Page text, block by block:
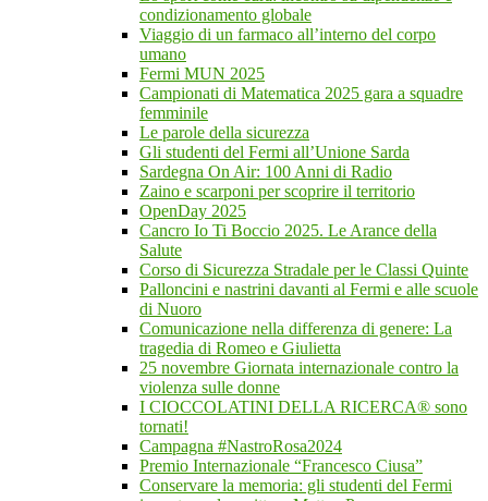
condizionamento globale
Viaggio di un farmaco all’interno del corpo
umano
Fermi MUN 2025
Campionati di Matematica 2025 gara a squadre
femminile
Le parole della sicurezza
Gli studenti del Fermi all’Unione Sarda
Sardegna On Air: 100 Anni di Radio
Zaino e scarponi per scoprire il territorio
OpenDay 2025
Cancro Io Ti Boccio 2025. Le Arance della
Salute
Corso di Sicurezza Stradale per le Classi Quinte
Palloncini e nastrini davanti al Fermi e alle scuole
di Nuoro
Comunicazione nella differenza di genere: La
tragedia di Romeo e Giulietta
25 novembre Giornata internazionale contro la
violenza sulle donne
I CIOCCOLATINI DELLA RICERCA® sono
tornati!
Campagna #NastroRosa2024
Premio Internazionale “Francesco Ciusa”
Conservare la memoria: gli studenti del Fermi